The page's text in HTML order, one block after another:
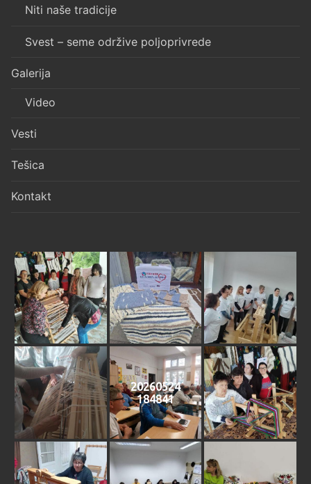
Niti naše tradicije
Svest – seme održive poljoprivrede
Galerija
Video
Vesti
Tešica
Kontakt
20260524
184841